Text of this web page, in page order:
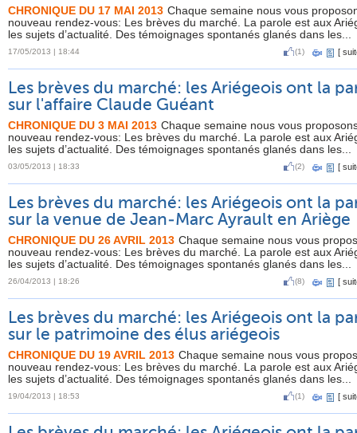
CHRONIQUE DU 17 MAI 2013 Chaque semaine nous vous
nouveau rendez-vous: Les brèves du marché. La parole est aux
les sujets d’actualité. Des témoignages spontanés glanés dans les...
17/05/2013 | 18:44 (1) [
Les brèves du marché: les Ariégeois ont la
sur l'affaire Claude Guéant
CHRONIQUE DU 3 MAI 2013 Chaque semaine nous vous
nouveau rendez-vous: Les brèves du marché. La parole est aux
les sujets d’actualité. Des témoignages spontanés glanés dans les...
03/05/2013 | 18:33 (2) [
Les brèves du marché: les Ariégeois ont la
sur la venue de Jean-Marc Ayrault en Ariège
CHRONIQUE DU 26 AVRIL 2013 Chaque semaine nous vous
nouveau rendez-vous: Les brèves du marché. La parole est aux
les sujets d’actualité. Des témoignages spontanés glanés dans les...
26/04/2013 | 18:26 (8) [
Les brèves du marché: les Ariégeois ont la
sur le patrimoine des élus ariégeois
CHRONIQUE DU 19 AVRIL 2013 Chaque semaine nous vous
nouveau rendez-vous: Les brèves du marché. La parole est aux
les sujets d’actualité. Des témoignages spontanés glanés dans les...
19/04/2013 | 18:53 (1) [